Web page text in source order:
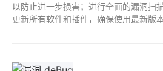
以防止进一步损害；进行全面的漏洞扫
更新所有软件和插件，确保使用最新版